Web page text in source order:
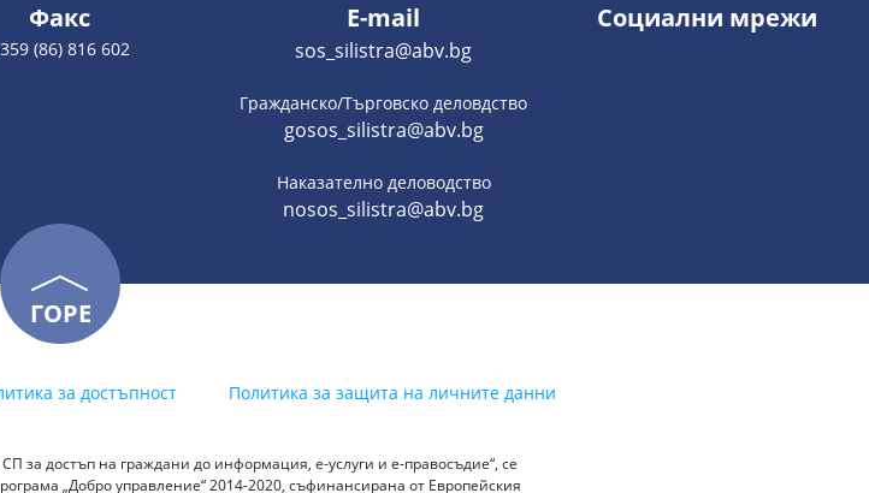
Факс
(86) 816 602
E-mail
sos_silistra@abv.bg
Гражданско/Търговско деловдство
gosos_silistra@abv.bg
Наказателно деловодство
nosos_silistra@abv.bg
Социални мрежи
ГОРЕ
за достъпност Политика за защита на личните данни
за достъп на граждани до информация, е-услуги и е-правосъдие“, се
„Добро управление“ 2014-2020, съфинансирана от Европейския